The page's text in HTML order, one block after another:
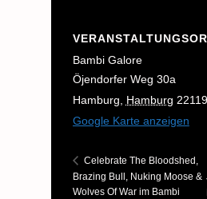
Bambi Galore
Öjendorfer Weg 30a
Hamburg
Hamburg 22119
Google Karte anzeigen
Celebrate The Bloodshed,
Brazing Bull, Nuking Moose &
Wolves Of War im Bambi